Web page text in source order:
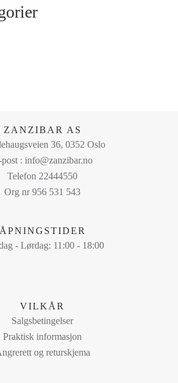
ZANZIBAR AS
36, 0352 Oslo
: info@zanzibar.no
Telefon 22444550
Org nr 956 531 543
ÅPNINGSTIDER
- Lørdag: 11:00 - 18:00
VILKÅR
Salgsbetingelser
Praktisk informasjon
og returskjema